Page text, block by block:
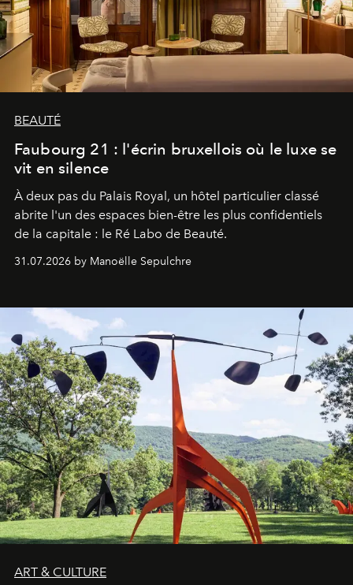
BEAUTÉ
Faubourg 21 : l'écrin bruxellois où le luxe se
vit en silence
À deux pas du Palais Royal, un hôtel particulier classé
abrite l'un des espaces bien-être les plus confidentiels
de la capitale : le Ré Labo de Beauté.
31.07.2026 by Manoëlle Sepulchre
ART & CULTURE